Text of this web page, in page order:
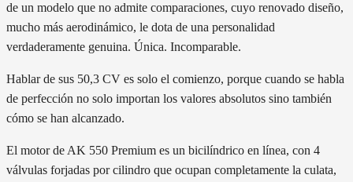
de un modelo que no admite comparaciones, cuyo renovado diseño,
mucho más aerodinámico, le dota de una personalidad
verdaderamente genuina. Única. Incomparable.
Hablar de sus 50,3 CV es solo el comienzo, porque cuando se habla
de perfección no solo importan los valores absolutos sino también
cómo se han alcanzado.
El motor de AK 550 Premium es un bicilíndrico en línea, con 4
válvulas forjadas por cilindro que ocupan completamente la culata,